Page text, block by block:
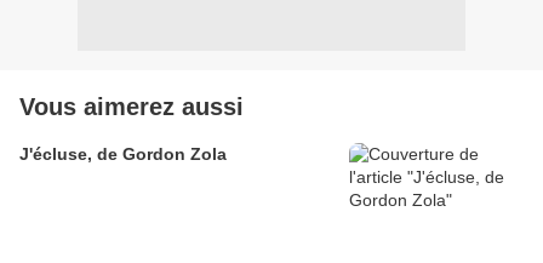
Vous aimerez aussi
J'écluse, de Gordon Zola